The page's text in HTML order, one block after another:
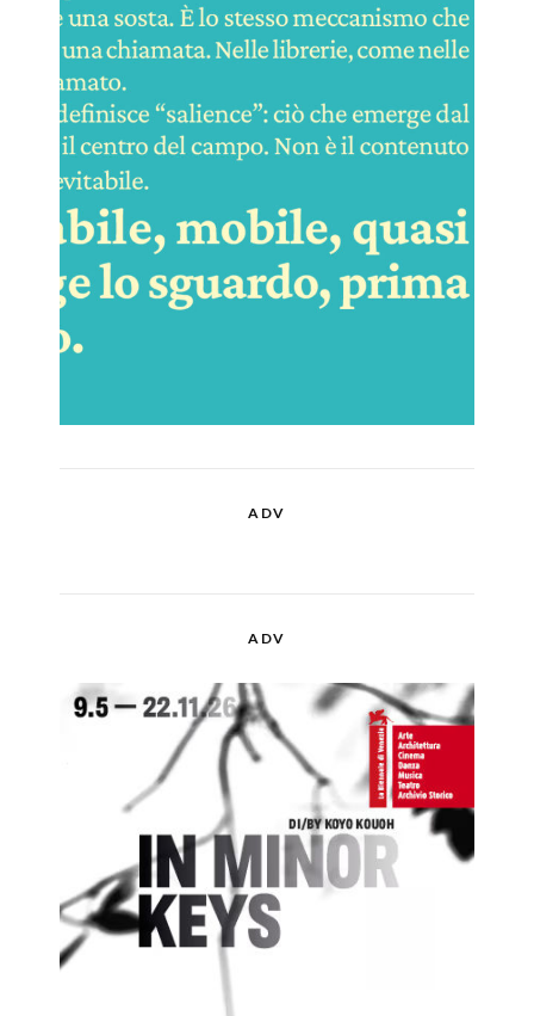
ADV
ADV